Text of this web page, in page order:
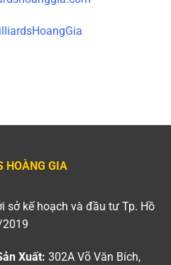
HOÀNG GIA
sở kế hoạch và đầu tư Tp. Hồ
Xuất: 302A Võ Văn Bích,